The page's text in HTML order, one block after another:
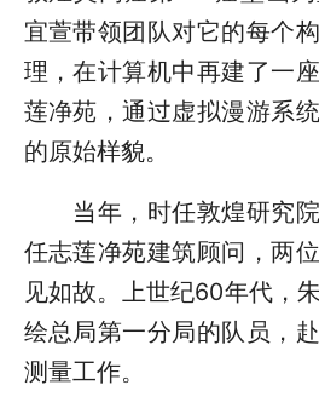
宜萱带领团队对它的每个
理，在计算机中再建了一
莲净苑，通过虚拟漫游系
的原始样貌。
当年，时任敦煌研究院
任志莲净苑建筑顾问，两
见如故。上世纪60年代，
绘总局第一分局的队员，
测量工作。